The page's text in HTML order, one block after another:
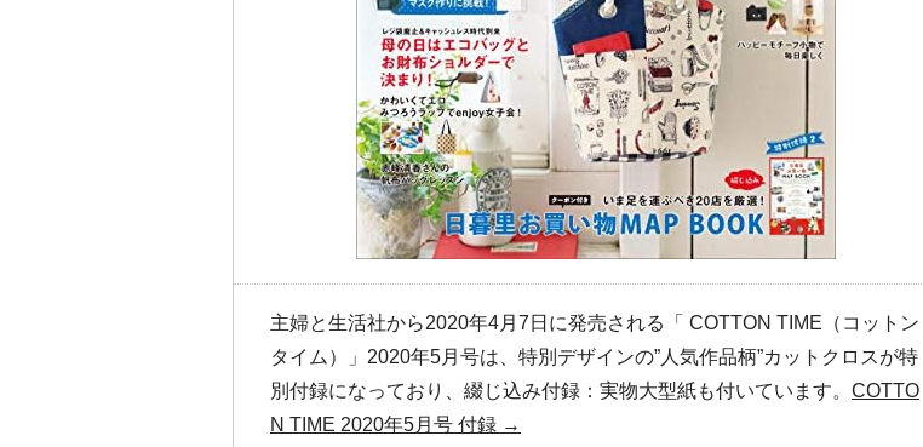
主婦と生活社から2020年4月7日に発売される「 COTTON TIME（コットン
タイム）」2020年5月号は、特別デザインの”人気作品柄”カットクロスが特
別付録になっており、綴じ込み付録：実物大型紙も付いています。 COTTO
N TIME 2020年5月号 付録 →